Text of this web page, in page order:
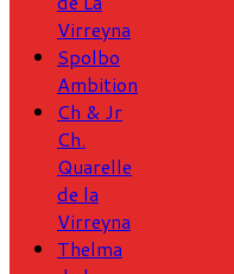
Virreyna
Spolbo
Ambition
Ch & Jr
Ch.
Quarelle
de la
Virreyna
Thelma